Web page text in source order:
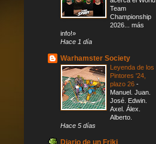
Team
Championship
2026... más
info!»
Hace 1 día
Warhamster Society
Leyenda de los
Pintores '24,
plazo 26 -
Manuel. Juan.
José. Edwin.
Axel. Álex.
Alberto.
Hace 5 días
Diario de un Friki